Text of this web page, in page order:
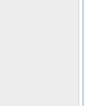
"Сигнал-USB"
терапии Интроскан
система
USB"
терапии серии СКАН
тензометрия и т.п.)
измерения параметров
тяговых
инструментов